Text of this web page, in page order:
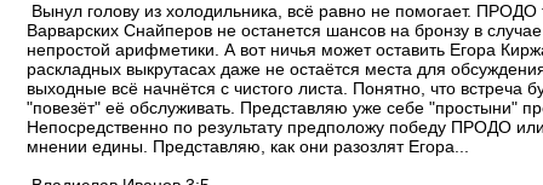
Вынул голову из холодильника, всё равно не помогает. ПРОДО
Варварских Снайперов не останется шансов на бронзу в
непростой арифметики. А вот ничья может оставить Егора
раскладных выкрутасах даже не остаётся места для
выходные всё начнётся с чистого листа. Понятно, что встреча
"повезёт" её обслуживать. Представляю уже себе "простыни"
Непосредственно по результату предположу победу ПРОДО
мнении едины. Представляю, как они разозлят Егора...